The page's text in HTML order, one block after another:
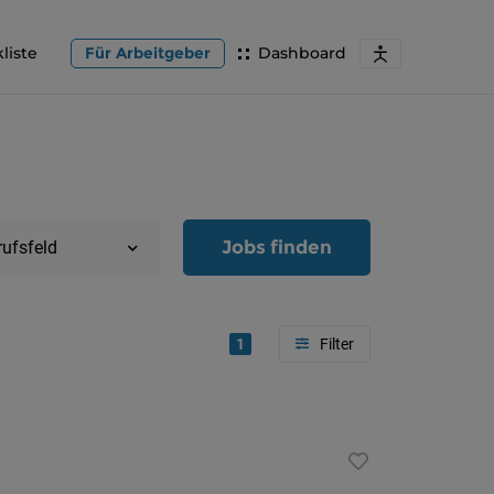
Dashboard
Für Arbeitgeber
Jobs finden
1